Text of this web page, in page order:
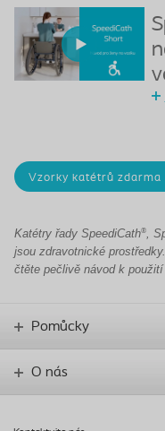
Vzorky katétrů zdarma
Katétry řady SpeediCath®,
jsou zdravotnické
čtěte pečlivě návod k
Pomůcky
O nás